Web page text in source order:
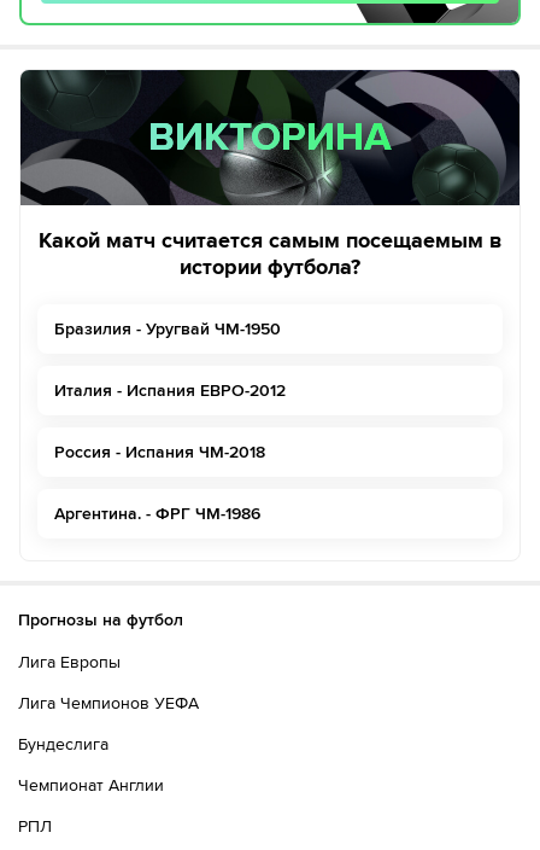
ВИКТОРИНА
ВИКТОРИНА
Какой матч считается самым посещаемым в
истории футбола?
Бразилия - Уругвай ЧМ-1950
Италия - Испания ЕВРО-2012
Россия - Испания ЧМ-2018
Аргентина. - ФРГ ЧМ-1986
Прогнозы на футбол
Лига Европы
Лига Чемпионов УЕФА
Бундеслига
Чемпионат Англии
РПЛ